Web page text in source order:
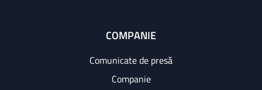
COMPANIE
Comunicate de presă
Companie